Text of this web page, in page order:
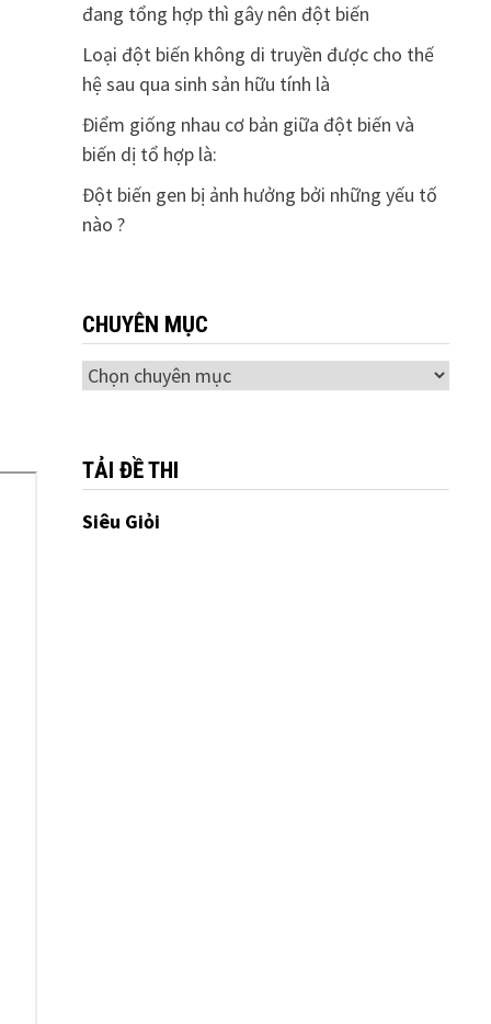
đang tổng hợp thì gây nên đột biến
Loại đột biến không di truyền được cho thế
hệ sau qua sinh sản hữu tính là
Điểm giống nhau cơ bản giữa đột biến và
biến dị tổ hợp là:
Đột biến gen bị ảnh hưởng bởi những yếu tố
nào ?
CHUYÊN MỤC
Chuyên
TẢI ĐỀ THI
Siêu Giỏi